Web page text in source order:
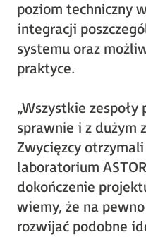
poziom techniczny
integracji
systemu oraz
praktyce.
„Wszystkie zespoły
sprawnie i z dużym
Zwycięzcy
laboratorium
dokończenie
wiemy, że na
rozwijać podobne